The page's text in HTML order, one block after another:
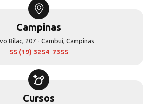
Campinas
Bilac, 207 - Cambuí, Campinas
55 (19) 3254-7355
Cursos